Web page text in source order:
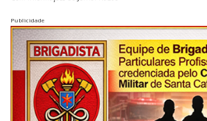
Publicidade